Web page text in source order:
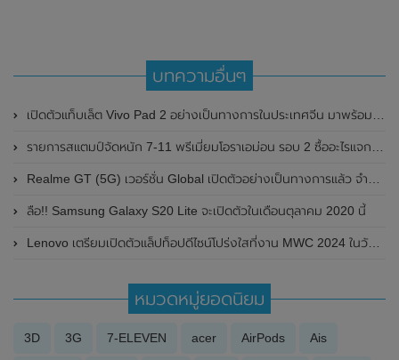
บทความอื่นๆ
เปิดตัวแท็บเล็ต Vivo Pad 2 อย่างเป็นทางการในประเทศจีน มาพร้อมหน้าจอแสดงผล LCD , 144Hz ขนาด 12.1 นิ้ว และชิปเซ็ต Dimensity 9000
รายการสแตมป์จัดหนัก 7-11 พรีเมี่ยมโอราเอม่อน รอบ 2 ซื้ออะไรแจก Stamp เยอะ
Realme GT (5G) เวอร์ชั่น Global เปิดตัวอย่างเป็นทางการแล้ว จำหน่ายในโซนยุโรปก่อน เตรียมเปิดตัวในไทยวันที่ 24 มิถุนายน 2021 นี้
ลือ!! Samsung Galaxy S20 Lite จะเปิดตัวในเดือนตุลาคม 2020 นี้
Lenovo เตรียมเปิดตัวแล็ปท็อปดีไซน์โปร่งใสที่งาน MWC 2024 ในวันที่ 26-29 กุมภาพันธ์ 2024 นี้
หมวดหมู่ยอดนิยม
3D 3G 7-ELEVEN acer AirPods Ais